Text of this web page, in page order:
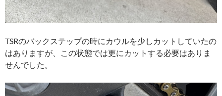
TSRのバックステップの時にカウルを少しカットしていたの
はありますが、この状態では更にカットする必要はありま
せんでした。